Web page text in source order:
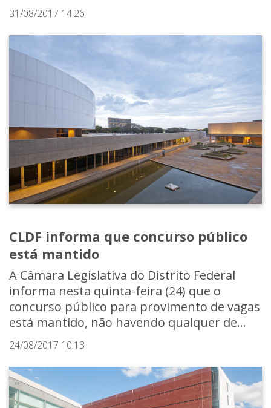
31/08/2017 14:26
CLDF informa que concurso público
está mantido
A Câmara Legislativa do Distrito Federal
informa nesta quinta-feira (24) que o
concurso público para provimento de vagas
está mantido, não havendo qualquer de...
24/08/2017 10:13